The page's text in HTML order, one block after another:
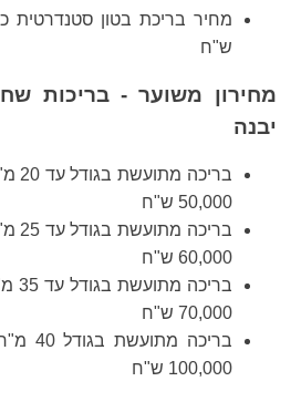
ש"ח
מחירון משוער - בריכות
יבנה
50,000 ש"ח
60,000 ש"ח
70,000 ש"ח
100,000 ש"ח